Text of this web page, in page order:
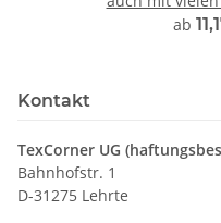
ab
Kontakt
TexCorner UG
Bahnhofstr. 1
D-31275 Lehrte